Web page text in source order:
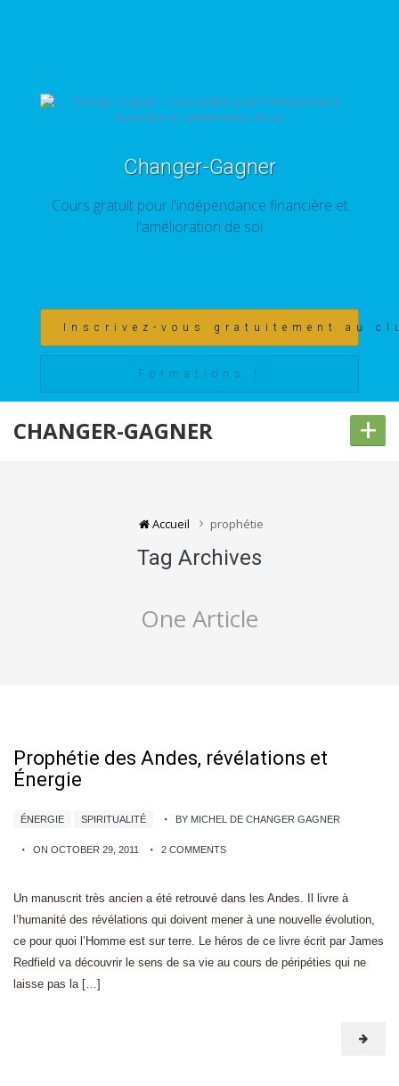
Changer-Gagner
Cours gratuit pour l'indépendance financière et
l'amélioration de soi
Inscrivez-vous gratuitement au
Formations !
CHANGER-GAGNER +
Accueil prophétie
Tag Archives
One Article
Prophétie des Andes, révélations et
Énergie
ÉNERGIE SPIRITUALITÉ BY MICHEL DE CHANGER GAGNER
ON OCTOBER 29, 2011 2 COMMENTS
Un manuscrit très ancien a été retrouvé dans les Andes. Il livre à
l’humanité des révélations qui doivent mener à une nouvelle évolution,
ce pour quoi l’Homme est sur terre. Le héros de ce livre écrit par James
Redfield va découvrir le sens de sa vie au cours de péripéties qui ne
laisse pas la […]